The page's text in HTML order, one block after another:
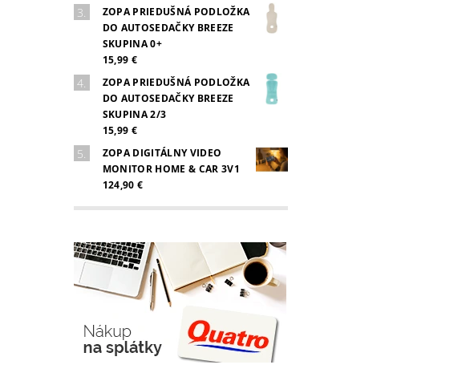
ZOPA PRIEDUŠNÁ PODLOŽKA
DO AUTOSEDAČKY BREEZE
SKUPINA 0+
15,99 €
ZOPA PRIEDUŠNÁ PODLOŽKA
DO AUTOSEDAČKY BREEZE
SKUPINA 2/3
15,99 €
ZOPA DIGITÁLNY VIDEO
MONITOR HOME & CAR 3V1
124,90 €